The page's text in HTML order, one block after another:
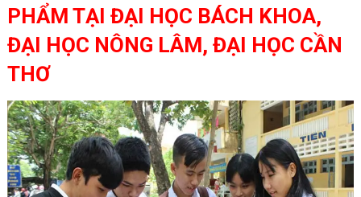
PHẨM TẠI ĐẠI HỌC BÁCH KHOA,
ĐẠI HỌC NÔNG LÂM, ĐẠI HỌC CẦN
THƠ